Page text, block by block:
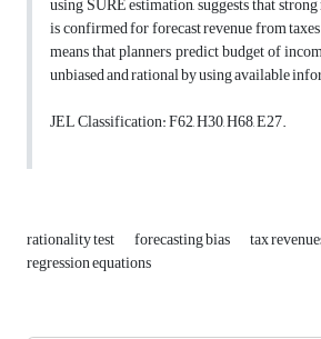
is confirmed for forecast revenue from
means that planners predict budget of
unbiased and rational by using available
JEL Classification: F62, H30, H68, E27.
rationality test forecasting bias tax
regression equations